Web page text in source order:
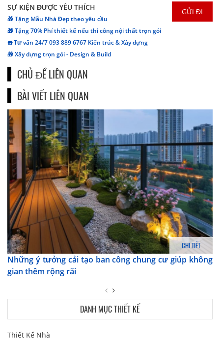
SỰ KIỆN ĐƯỢC YÊU THÍCH
🎁 Tặng Mẫu Nhà Đẹp theo yêu cầu
🎁 Tặng 70% Phí thiết kế nếu thi công nội thất trọn gói
☎️ Tư vấn 24/7 093 889 6767 Kiến trúc & Xây dựng
🎁 Xây dựng trọn gói - Design & Build
CHỦ ĐỀ LIÊN QUAN
BÀI VIẾT LIÊN QUAN
CHI TIẾT
Những ý tưởng cải tạo ban công chung cư giúp không
gian thêm rộng rãi
DANH MỤC THIẾT KẾ
Thiết Kế Nhà